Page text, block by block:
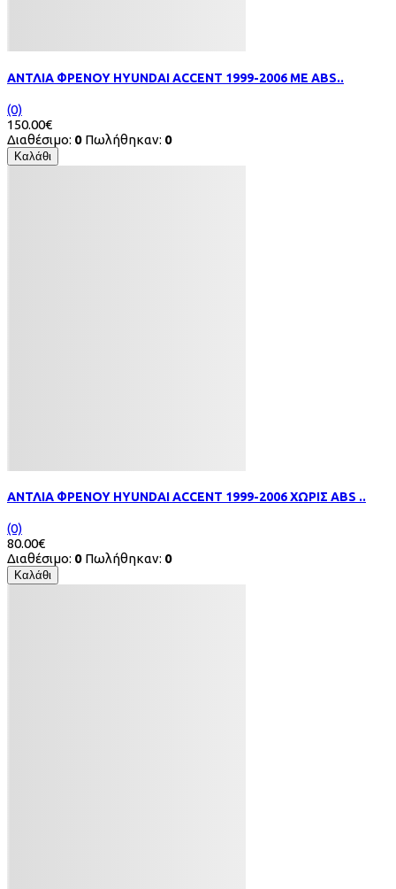
ΑΝΤΛΙΑ ΦΡΕΝΟΥ HYUNDAI ACCENT 1999-2006 ΜΕ ABS..
(0)
150.00€
Διαθέσιμο: 0 Πωλήθηκαν: 0
Καλάθι
ΑΝΤΛΙΑ ΦΡΕΝΟΥ HYUNDAI ACCENT 1999-2006 ΧΩΡΙΣ ABS ..
(0)
80.00€
Διαθέσιμο: 0 Πωλήθηκαν: 0
Καλάθι